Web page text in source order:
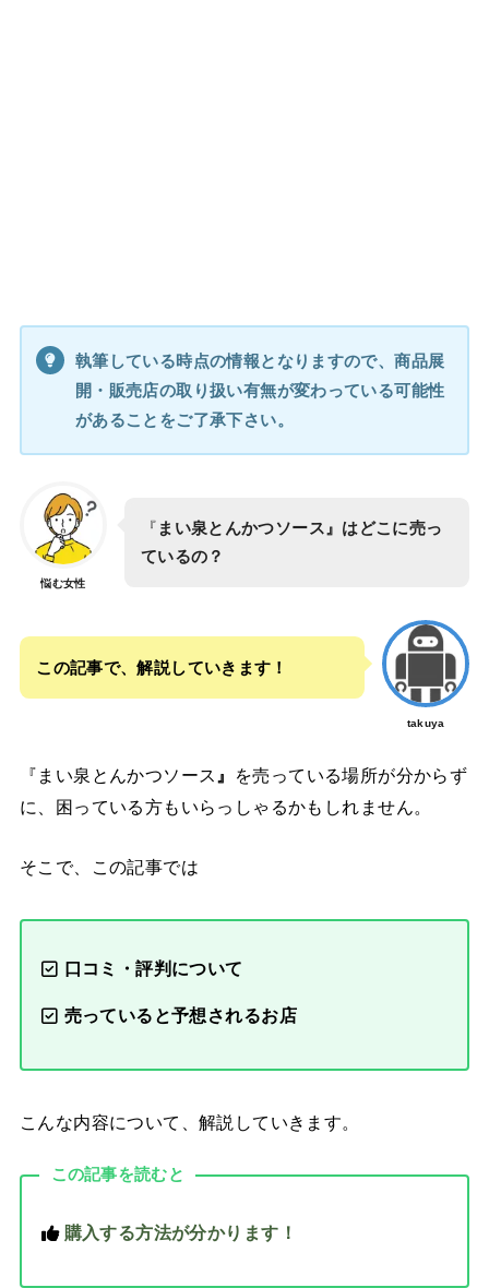
執筆している時点の情報となりますので、商品展
開・販売店の取り扱い有無が変わっている可能性
があることをご了承下さい。
悩む女性
『 まい泉とんかつソース』はどこに売っ
ているの？
takuya
この記事で、解説していきます！
『まい泉とんかつソース 』
を売っている場所が分からず
に、困っている方もいらっしゃるかもしれません。
そこで、この記事では
口コミ・評判について
売っていると予想されるお店
こんな内容について、解説していきます。
この記事を読むと
購入する方法が分かります！